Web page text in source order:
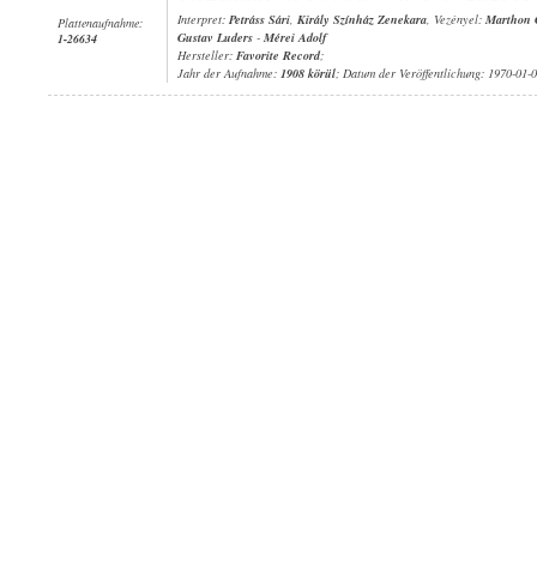
Plattenaufnahme:
1-26634
Interpret: Petráss Sári, Király Színház Zenekara, Vezényel: Marthon
Gustav Luders - Mérei Adolf
Hersteller: Favorite Record;
Jahr der Aufnahme: 1908 körül; Datum der Veröffentlichung: 1970-01-